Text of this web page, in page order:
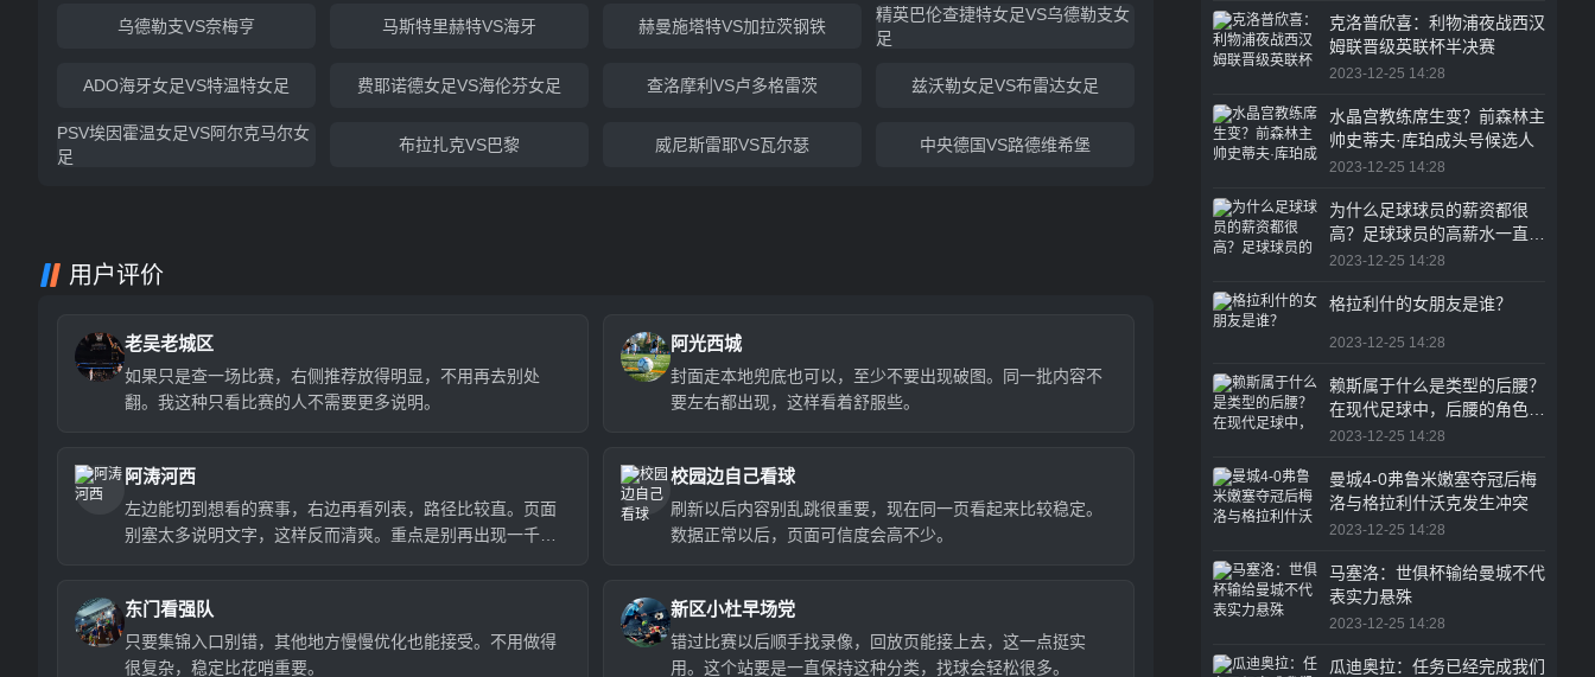
乌德勒支VS奈梅亨 马斯特里赫特VS海牙 赫曼施塔特VS加拉茨钢铁
精英巴伦查捷特女足VS乌德勒支女
足
ADO海牙女足VS特温特女足 费耶诺德女足VS海伦芬女足 查洛摩利VS卢多格雷茨 兹沃勒女足VS布雷达女足
PSV埃因霍温女足VS阿尔克马尔女
足
布拉扎克VS巴黎 威尼斯雷耶VS瓦尔瑟 中央德国VS路德维希堡
用户评价
老吴老城区
如果只是查一场比赛，右侧推荐放得明显，不用再去别处
翻。我这种只看比赛的人不需要更多说明。
阿光西城
封面走本地兜底也可以，至少不要出现破图。同一批内容不
要左右都出现，这样看着舒服些。
阿涛河西
左边能切到想看的赛事，右边再看列表，路径比较直。页面
别塞太多说明文字，这样反而清爽。重点是别再出现一千多
校园边自己看球
刷新以后内容别乱跳很重要，现在同一页看起来比较稳定。
数据正常以后，页面可信度会高不少。
东门看强队
只要集锦入口别错，其他地方慢慢优化也能接受。不用做得
很复杂，稳定比花哨重要。
新区小杜早场党
错过比赛以后顺手找录像，回放页能接上去，这一点挺实
用。这个站要是一直保持这种分类，找球会轻松很多。
克洛普欣喜：利物浦夜战西汉
姆联晋级英联杯半决赛
2023-12-25 14:28
水晶宫教练席生变？前森林主
帅史蒂夫·库珀成头号候选人
2023-12-25 14:28
为什么足球球员的薪资都很
高？足球球员的高薪水一直是
体育圈乃至整个职业界的热议
2023-12-25 14:28
格拉利什的女朋友是谁？
2023-12-25 14:28
赖斯属于什么是类型的后腰？
在现代足球中，后腰的角色越
来越重要
2023-12-25 14:28
曼城4-0弗鲁米嫩塞夺冠后梅
洛与格拉利什沃克发生冲突
2023-12-25 14:28
马塞洛：世俱杯输给曼城不代
表实力悬殊
2023-12-25 14:28
瓜迪奥拉：任务已经完成我们